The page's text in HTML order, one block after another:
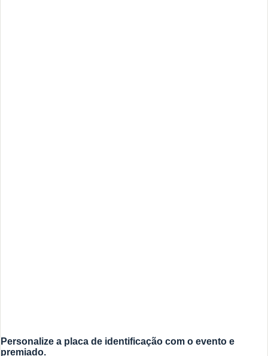
Personalize a placa de identificação com o evento e
premiado.